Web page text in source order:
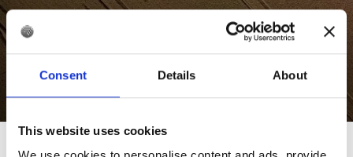
Consent Details About
This website uses cookies
Demandez notre dépliant